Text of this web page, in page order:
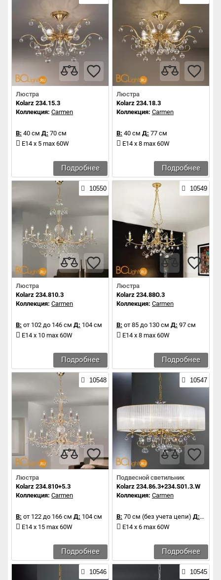
Люстра
Kolarz 234.15.3
Коллекция: Carmen
В: 40 см Д: 70 см
E14 x 5 max 60W
Подробнее
Люстра
Kolarz 234.18.3
Коллекция: Carmen
В: 40 см Д: 77 см
E14 x 8 max 60W
Подробнее
10550
Люстра
Kolarz 234.810.3
Коллекция: Carmen
В: от 102 до 146 см Д: 104 см
E14 x 10 max 60W
Подробнее
10549
Люстра
Kolarz 234.88O.3
Коллекция: Carmen
В: от 85 до 130 см Д: 97 см
E14 x 8 max 60W
Подробнее
10548
Люстра
Kolarz 234.810+5.3
Коллекция: Carmen
В: от 122 до 166 см Д: 104 см
E14 x 15 max 60W
Подробнее
10547
Подвесной светильник
Kolarz 234.86.3+234.S01.3.W
Коллекция: Carmen
В: 70 см (без учета цепи) Д:66 см
E14 x 6 max 60W
Подробнее
10546 10545